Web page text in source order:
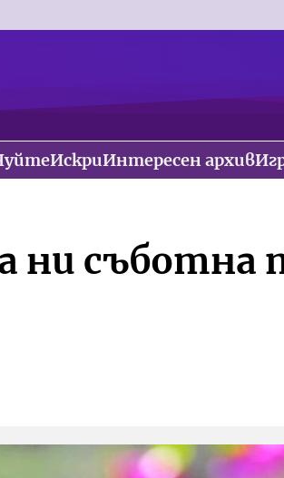
ИскриИнтересен архив
ни съботна